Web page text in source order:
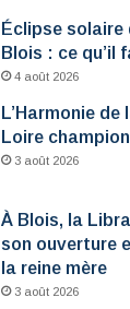
Éclipse solaire
Blois : ce qu’il
4 août 2026
L’Harmonie
Loire
3 août 2026
À Blois, la
son ouverture
la reine mère
3 août 2026